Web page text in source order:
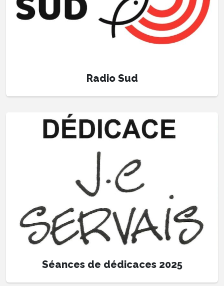
Radio Sud
Séances de dédicaces 2025